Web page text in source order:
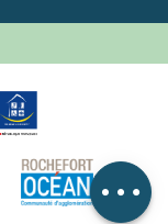
Lageplan